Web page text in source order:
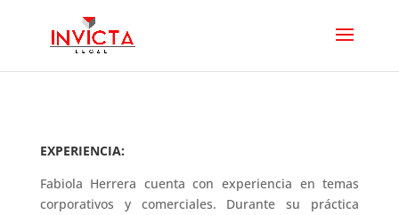
EXPERIENCIA:
Fabiola Herrera cuenta con experiencia en temas
corporativos y comerciales. Durante su práctica